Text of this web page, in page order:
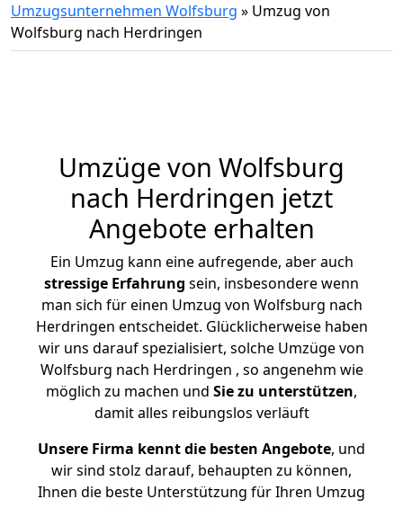
Umzugsunternehmen Wolfsburg » Umzug von
Wolfsburg nach Herdringen
Umzüge von Wolfsburg
nach Herdringen jetzt
Angebote erhalten
Ein Umzug kann eine aufregende, aber auch
stressige Erfahrung sein, insbesondere wenn
man sich für einen Umzug von Wolfsburg nach
Herdringen entscheidet. Glücklicherweise haben
wir uns darauf spezialisiert, solche Umzüge von
Wolfsburg nach Herdringen , so angenehm wie
möglich zu machen und Sie zu unterstützen,
damit alles reibungslos verläuft
Unsere Firma kennt die besten Angebote, und
wir sind stolz darauf, behaupten zu können,
Ihnen die beste Unterstützung für Ihren Umzug